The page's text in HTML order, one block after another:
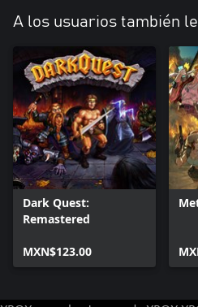
A los usuarios también
Dark Quest:
Remastered
MXN$123.00